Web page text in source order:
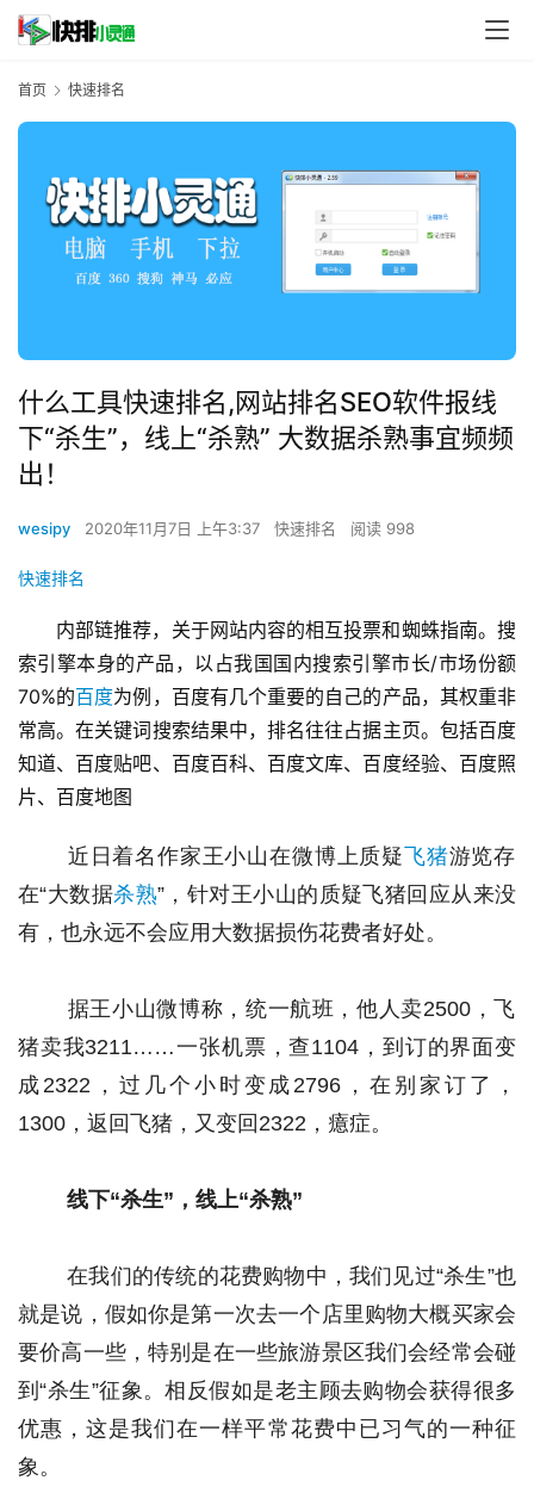
首页 快速排名
什么工具快速排名,网站排名SEO软件报线
下“杀生”，线上“杀熟” 大数据杀熟事宜频频
出！
wesipy 2020年11月7日 上午3:37 快速排名 阅读 998
快速排名
内部链推荐，关于网站内容的相互投票和蜘蛛指南。搜
索引擎本身的产品，以占我国国内搜索引擎市长/市场份额
70%的百度为例，百度有几个重要的自己的产品，其权重非
常高。在关键词搜索结果中，排名往往占据主页。包括百度
知道、百度贴吧、百度百科、百度文库、百度经验、百度照
片、百度地图
近日着名作家王小山在微博上质疑 飞猪游览存
在“大数据杀熟”，针对王小山的质疑飞猪回应从来没
有，也永远不会应用大数据损伤花费者好处。
猪卖我3211……一张机票，查1104，到订的界面变
成2322，过几个小时变成2796，在别家订了，
1300，返回飞猪，又变回2322，癔症。
线下“杀生”，线上“杀熟”
在我们的传统的花费购物中，我们见过“杀生”也
就是说，假如你是第一次去一个店里购物大概买家会
要价高一些，特别是在一些旅游景区我们会经常会碰
到“杀生”征象。相反假如是老主顾去购物会获得很多
优惠，这是我们在一样平常花费中已习气的一种征
象。